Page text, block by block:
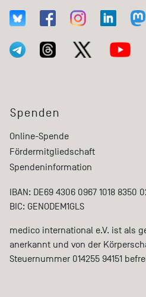
Spenden
Online-Spende
Fördermitgliedschaft
Spendeninformation
IBAN: DE69 4306 0967 1018 8350
BIC: GENODEM1GLS
medico international e.V. ist als
anerkannt und von der
Steuernummer 014255 94151